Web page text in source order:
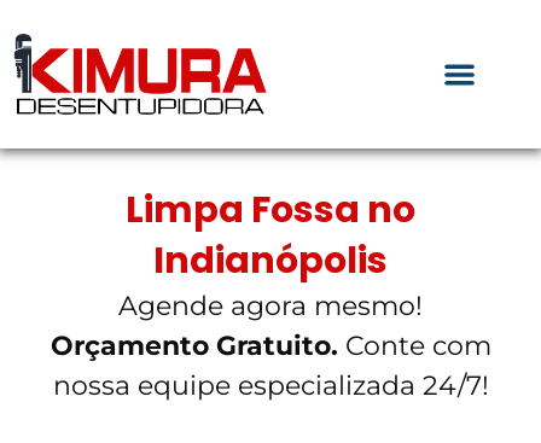
Limpa Fossa no
Indianópolis
Agende agora mesmo!
Orçamento Gratuito. Conte com
nossa equipe especializada 24/7!